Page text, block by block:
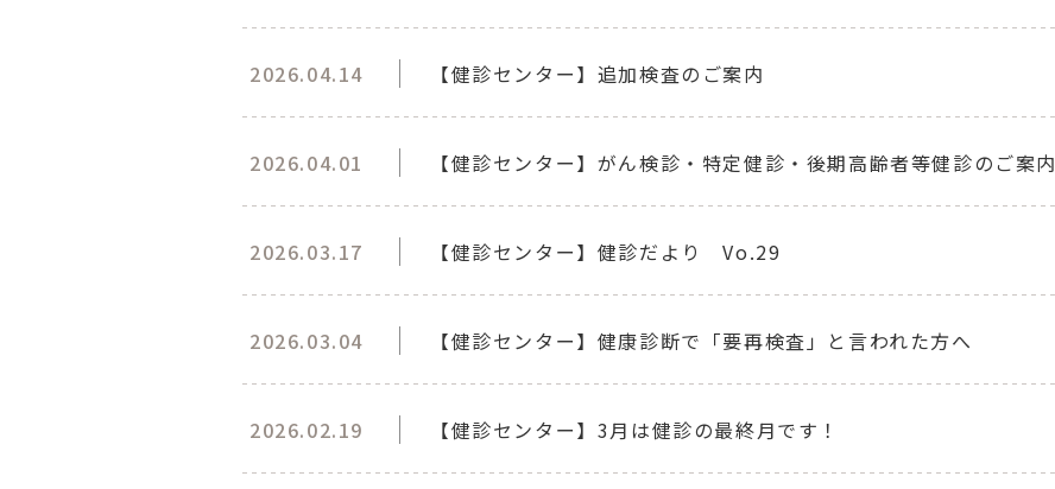
2026.04.14 【健診センター】追加検査のご案内
2026.04.01 【健診センター】がん検診・特定健診・後期高齢者等健診のご案内
2026.03.17 【健診センター】健診だより Vo.29
2026.03.04 【健診センター】健康診断で「要再検査」と言われた方へ
2026.02.19 【健診センター】3月は健診の最終月です！